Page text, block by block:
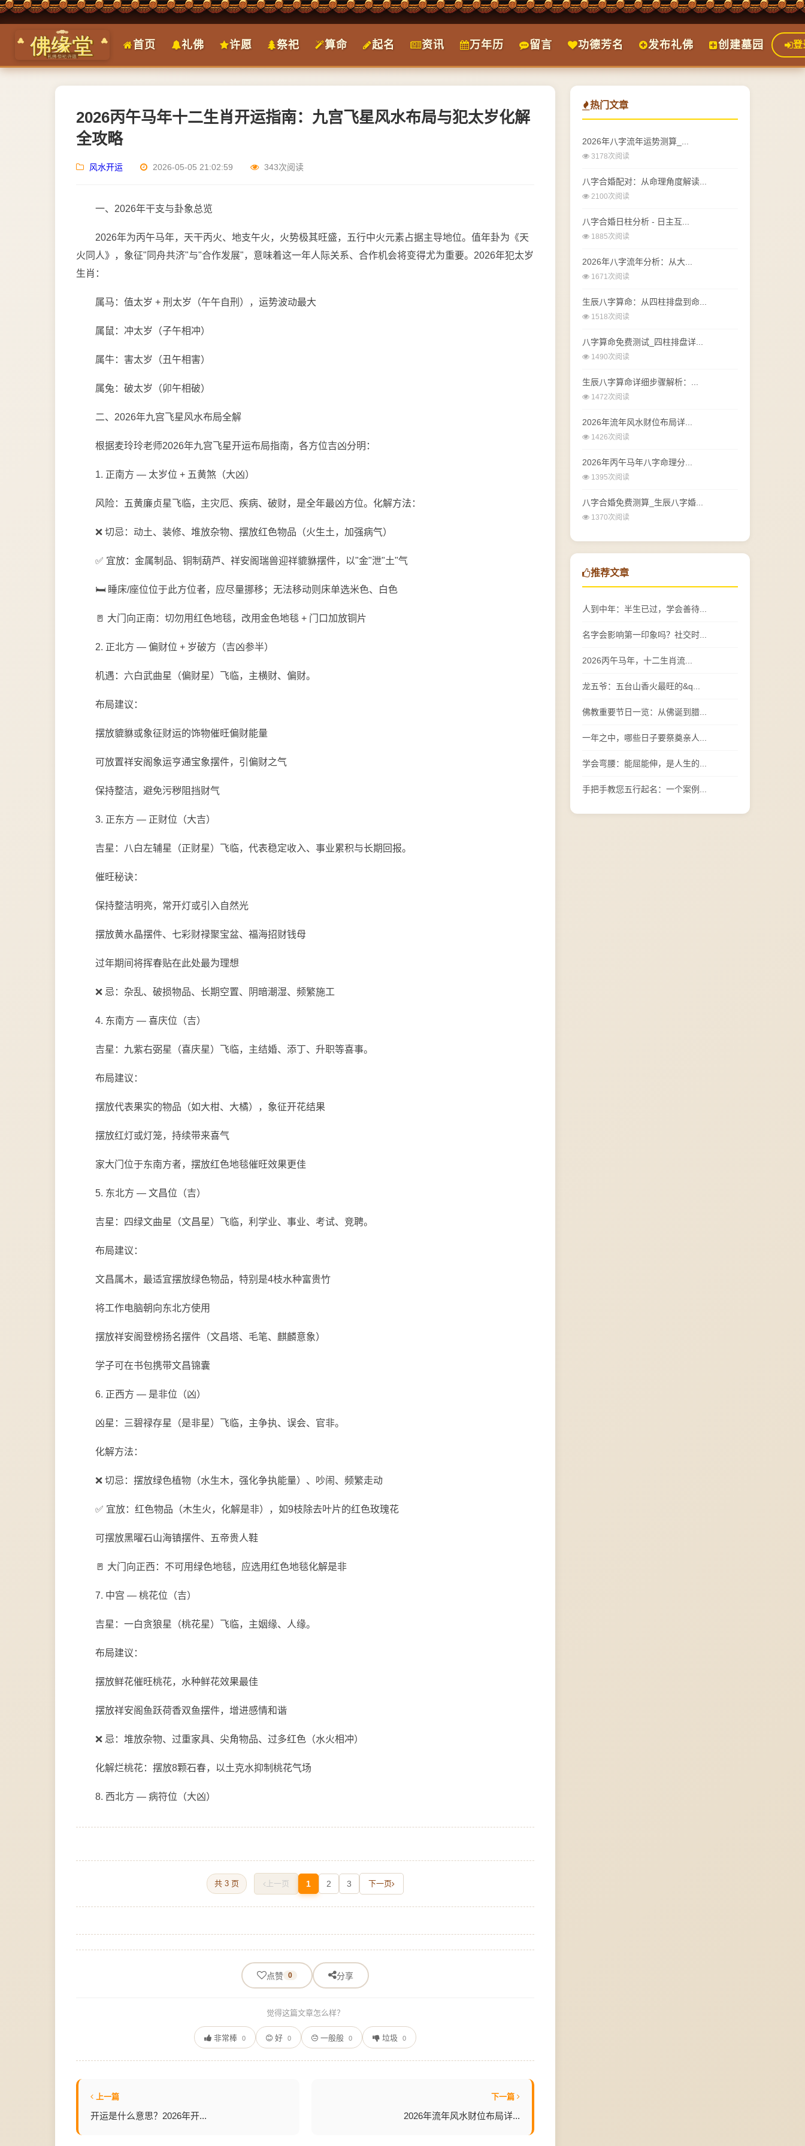
首页 礼佛 许愿 祭祀 算命 起名 资讯 万年历 留言 功德芳名 发布礼佛 创建墓园 登
2026丙午马年十二生肖开运指南：九宫飞星风水布局与犯太岁化解
全攻略
风水开运 2026-05-05 21:02:59 343次阅读
一、2026年干支与卦象总览
2026年为丙午马年，天干丙火、地支午火，火势极其旺盛，五行中火元素占据主导地位。值年卦为《天
火同人》，象征"同舟共济"与"合作发展"，意味着这一年人际关系、合作机会将变得尤为重要。2026年犯太岁
生肖：
属马：值太岁 + 刑太岁（午午自刑），运势波动最大
属鼠：冲太岁（子午相冲）
属牛：害太岁（丑午相害）
属兔：破太岁（卯午相破）
二、2026年九宫飞星风水布局全解
根据麦玲玲老师2026年九宫飞星开运布局指南，各方位吉凶分明：
1. 正南方 — 太岁位 + 五黄煞（大凶）
风险：五黄廉贞星飞临，主灾厄、疾病、破财，是全年最凶方位。化解方法：
❌ 切忌：动土、装修、堆放杂物、摆放红色物品（火生土，加强病气）
✅ 宜放：金属制品、铜制葫芦、祥安阁瑞兽迎祥貔貅摆件，以"金"泄"土"气
🛏️ 睡床/座位位于此方位者，应尽量挪移；无法移动则床单选米色、白色
🚪 大门向正南：切勿用红色地毯，改用金色地毯 + 门口加放铜片
2. 正北方 — 偏财位 + 岁破方（吉凶参半）
机遇：六白武曲星（偏财星）飞临，主横财、偏财。
布局建议：
摆放貔貅或象征财运的饰物催旺偏财能量
可放置祥安阁象运亨通宝象摆件，引偏财之气
保持整洁，避免污秽阻挡财气
3. 正东方 — 正财位（大吉）
吉星：八白左辅星（正财星）飞临，代表稳定收入、事业累积与长期回报。
催旺秘诀：
保持整洁明亮，常开灯或引入自然光
摆放黄水晶摆件、七彩财禄聚宝盆、福海招财钱母
过年期间将挥春贴在此处最为理想
❌ 忌：杂乱、破损物品、长期空置、阴暗潮湿、频繁施工
4. 东南方 — 喜庆位（吉）
吉星：九紫右弼星（喜庆星）飞临，主结婚、添丁、升职等喜事。
布局建议：
摆放代表果实的物品（如大柑、大橘），象征开花结果
摆放红灯或灯笼，持续带来喜气
家大门位于东南方者，摆放红色地毯催旺效果更佳
5. 东北方 — 文昌位（吉）
吉星：四绿文曲星（文昌星）飞临，利学业、事业、考试、竞聘。
布局建议：
文昌属木，最适宜摆放绿色物品，特别是4枝水种富贵竹
将工作电脑朝向东北方使用
摆放祥安阁登榜扬名摆件（文昌塔、毛笔、麒麟意象）
学子可在书包携带文昌锦囊
6. 正西方 — 是非位（凶）
凶星：三碧禄存星（是非星）飞临，主争执、误会、官非。
化解方法：
❌ 切忌：摆放绿色植物（水生木，强化争执能量）、吵闹、频繁走动
✅ 宜放：红色物品（木生火，化解是非），如9枝除去叶片的红色玫瑰花
可摆放黑曜石山海镇摆件、五帝贵人鞋
🚪 大门向正西：不可用绿色地毯，应选用红色地毯化解是非
7. 中宫 — 桃花位（吉）
吉星：一白贪狼星（桃花星）飞临，主姻缘、人缘。
布局建议：
摆放鲜花催旺桃花，水种鲜花效果最佳
摆放祥安阁鱼跃荷香双鱼摆件，增进感情和谐
❌ 忌：堆放杂物、过重家具、尖角物品、过多红色（水火相冲）
化解烂桃花：摆放8颗石春，以土克水抑制桃花气场
8. 西北方 — 病符位（大凶）
共 3 页 上一页 1 2 3 下一页
点赞 0 分享
觉得这篇文章怎么样？
非常棒 0 好 0 一般般 0 垃圾 0
上一篇
开运是什么意思？2026年开...
下一篇
2026年流年风水财位布局详...
热门文章
2026年八字流年运势测算_...
3178次阅读
八字合婚配对：从命理角度解读...
2100次阅读
八字合婚日柱分析 - 日主互...
1885次阅读
2026年八字流年分析：从大...
1671次阅读
生辰八字算命：从四柱排盘到命...
1518次阅读
八字算命免费测试_四柱排盘详...
1490次阅读
生辰八字算命详细步骤解析：...
1472次阅读
2026年流年风水财位布局详...
1426次阅读
2026年丙午马年八字命理分...
1395次阅读
八字合婚免费测算_生辰八字婚...
1370次阅读
推荐文章
人到中年：半生已过，学会善待...
名字会影响第一印象吗？社交时...
2026丙午马年，十二生肖流...
龙五爷：五台山香火最旺的&q...
佛教重要节日一览：从佛诞到腊...
一年之中，哪些日子要祭奠亲人...
学会弯腰：能屈能伸，是人生的...
手把手教您五行起名：一个案例...